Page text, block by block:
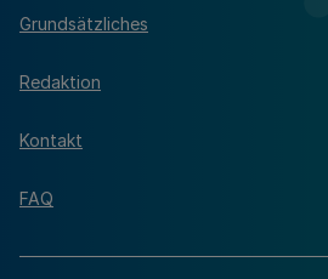
Grundsätzliches
Redaktion
Kontakt
FAQ